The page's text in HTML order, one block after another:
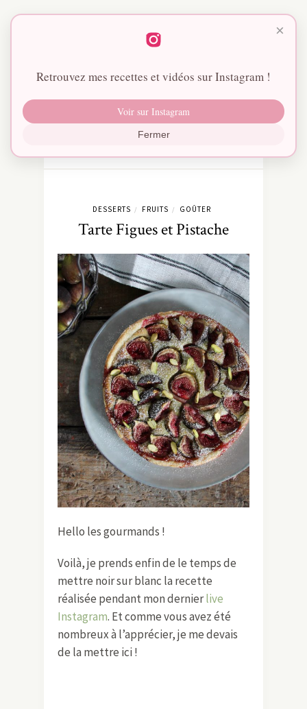
DESSERTS / FRUITS / GOÛTER
Tarte Figues et Pistache
Hello les gourmands !
Voilà, je prends enfin de le temps de
mettre noir sur blanc la recette
réalisée pendant mon dernierlive
Instagram. Et comme vous avez été
nombreux à l’apprécier, je me devais
de la mettre ici !
×
Retrouvez mes recettes et vidéos sur Instagram !
Voir sur Instagram
Fermer